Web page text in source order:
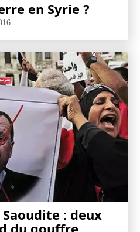
en Syrie ?
: deux